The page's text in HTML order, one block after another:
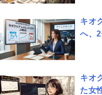
キオ
へ、
キオ
た女